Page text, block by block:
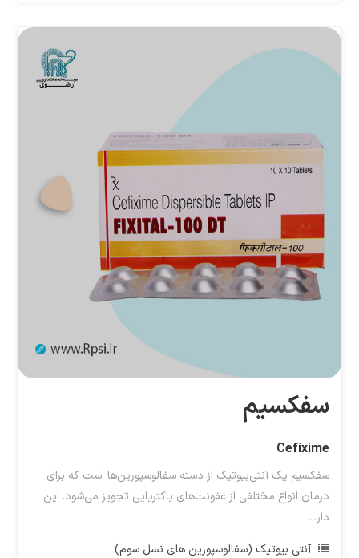
سفکسیم
Cefixime
سفکسیم یک آنتی‌بیوتیک از دسته سفالوسپورین‌ها است که برای
درمان انواع مختلفی از عفونت‌های باکتریایی تجویز می‌شود. این
دار...
آنتی بیوتیک (سفالوسپورین های نسل سوم)